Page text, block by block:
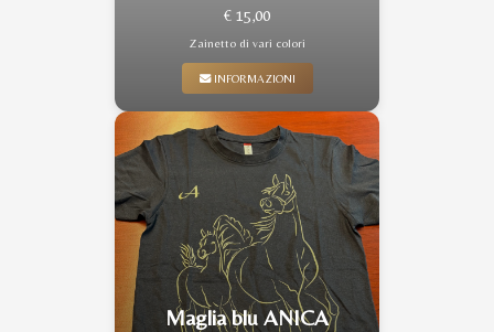
€ 15,00
Zainetto di vari colori
INFORMAZIONI
Maglia blu ANICA